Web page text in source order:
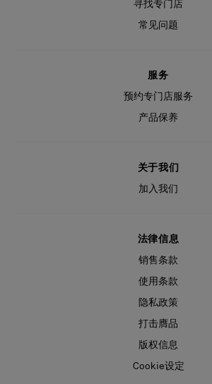
寻找专门店
常见问题
服务
预约专门店服务
产品保养
关于我们
加入我们
法律信息
销售条款
使用条款
隐私政策
打击膺品
版权信息
Cookie设定